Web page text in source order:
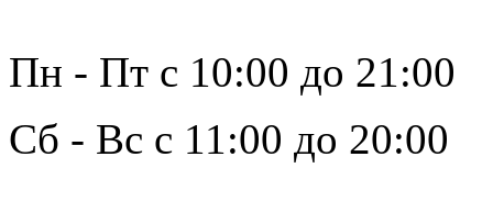
Пн - Пт с 10:00 до 21:00
Сб - Вс с 11:00 до 20:00